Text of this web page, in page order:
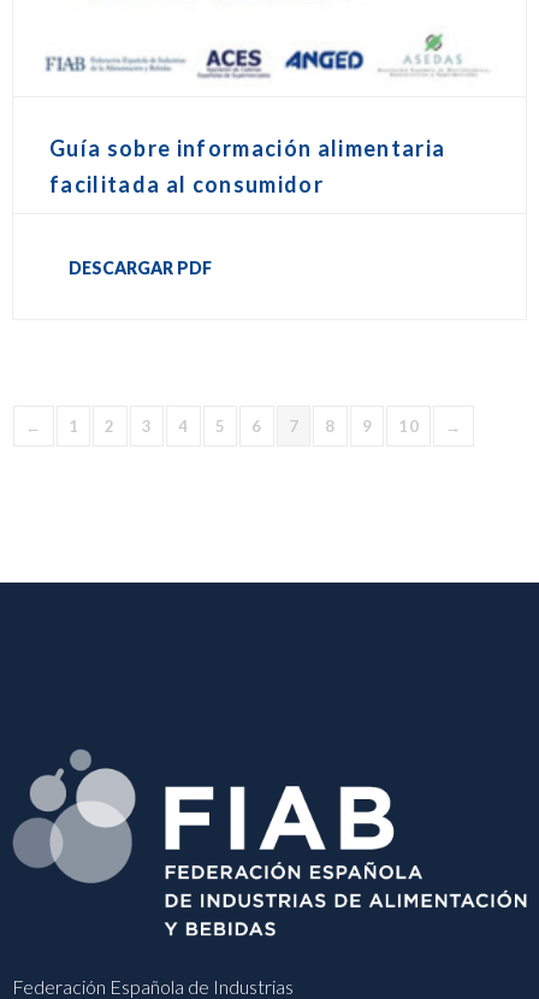
Guía sobre información alimentaria
facilitada al consumidor
DESCARGAR PDF
← 1 2 3 4 5 6 7 8 9 10 →
Federación Española de Industrias